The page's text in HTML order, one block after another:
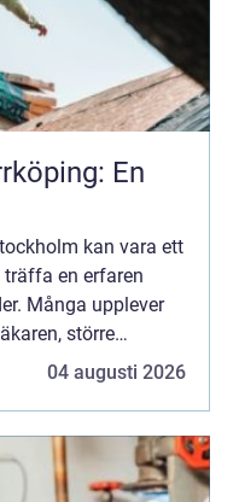
En
kan vara ett
en erfaren
Många upplever
större
att ställa frågor.
04 augusti 2026